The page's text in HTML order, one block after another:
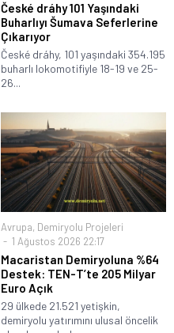
České dráhy 101 Yaşındaki
Buharlıyı Šumava Seferlerine
Çıkarıyor
České dráhy, 101 yaşındaki 354.195
buharlı lokomotifiyle 18-19 ve 25-
26...
Avrupa, Demiryolu Projeleri
1 Ağustos 2026 22:17
Macaristan Demiryoluna %64
Destek: TEN-T’te 205 Milyar
Euro Açık
29 ülkede 21.521 yetişkin,
demiryolu yatırımını ulusal öncelik